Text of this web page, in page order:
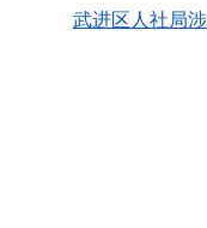
武进区人社局